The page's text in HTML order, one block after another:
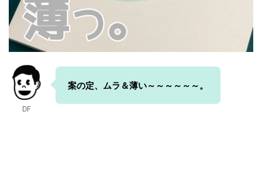
DF
案の定、ムラ＆薄い～～～～～～。